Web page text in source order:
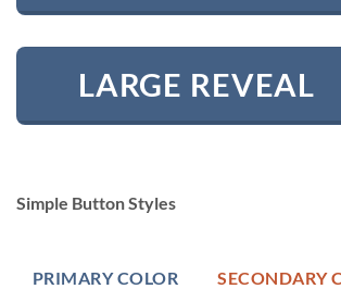
LARGE REVEAL
Simple Button Styles
PRIMARY COLOR SECONDARY